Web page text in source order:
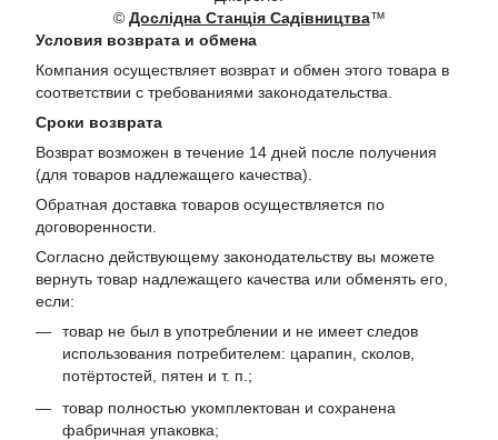
© Дослідна Станція Садівництва™
Условия возврата и обмена
Компания осуществляет возврат и обмен этого товара в
соответствии с требованиями законодательства.
Сроки возврата
Возврат возможен в течение 14 дней после получения
(для товаров надлежащего качества).
Обратная доставка товаров осуществляется по
договоренности.
Согласно действующему законодательству вы можете
вернуть товар надлежащего качества или обменять его,
если:
товар не был в употреблении и не имеет следов
использования потребителем: царапин, сколов,
потёртостей, пятен и т. п.;
товар полностью укомплектован и сохранена
фабричная упаковка;